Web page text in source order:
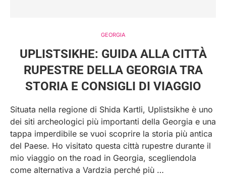
GEORGIA
UPLISTSIKHE: GUIDA ALLA CITTÀ
RUPESTRE DELLA GEORGIA TRA
STORIA E CONSIGLI DI VIAGGIO
Situata nella regione di Shida Kartli, Uplistsikhe è uno
dei siti archeologici più importanti della Georgia e una
tappa imperdibile se vuoi scoprire la storia più antica
del Paese. Ho visitato questa città rupestre durante il
mio viaggio on the road in Georgia, scegliendola
come alternativa a Vardzia perché più …